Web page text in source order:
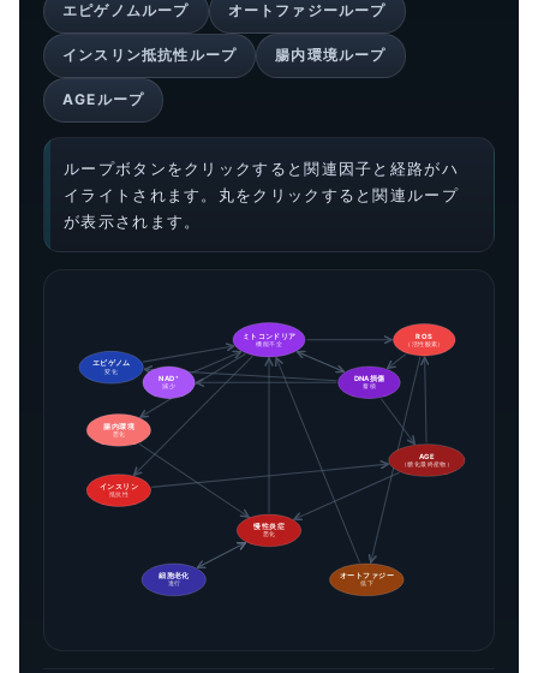
エピゲノムループ オートファジーループ
インスリン抵抗性ループ 腸内環境ループ
AGEループ
ループボタンをクリックすると関連因子と経路がハ
イライトされます。丸をクリックすると関連ループ
が表示されます。
ミトコンドリア
機能不全
NAD⁺
減少
DNA損傷
蓄積
ROS
（活性酸素）
慢性炎症
悪化
インスリン
抵抗性
腸内環境
悪化
細胞老化
進行
オートファジー
低下
エピゲノム
変化
AGE
（糖化最終産物）